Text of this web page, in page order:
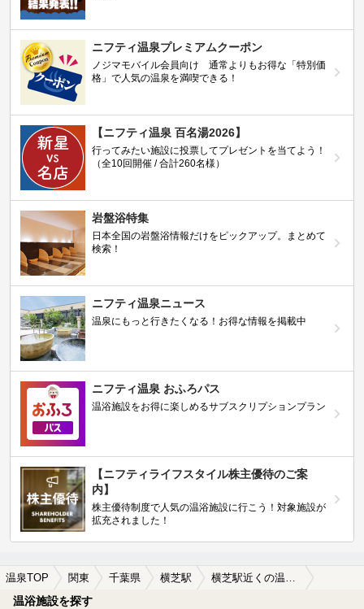
ニフティ温泉プレミアムクーポン
ノジマモバイル会員向け 通常よりもお得な「特別価
格」で人気の温泉を満喫できる！
【ニフティ温泉 百名湯2026】
行ってみたい施設に投票してプレゼントを当てよう！
（全10回開催 / 合計260名様）
岩盤浴特集
日本全国の岩盤浴情報だけをピックアップ。まとめて
検索！
ニフティ温泉ニュース
温泉にもっと行きたくなる！お得な情報を掲載中
ニフティ温泉 おふろパス
温浴施設をお得に楽しめるサブスクリプションプラン
【ニフティライフスタイル株主優待のご案
内】
株主優待制度で人気の温浴施設に行こう！対象施設が
拡充されました！
温泉TOP 関東 千葉県 横芝駅 横芝駅近くの温泉宿・温泉旅館・ホテルおすすめ(2026年版)
温浴施設を探す